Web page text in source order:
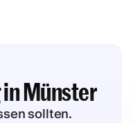
Münster
sollten.